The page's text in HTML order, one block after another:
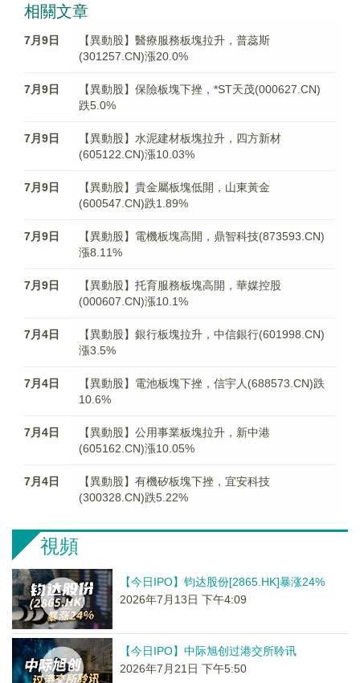
相關文章
7月9日
【異動股】醫療服務板塊拉升，普蕊斯
(301257.CN)漲20.0%
7月9日
【異動股】保險板塊下挫，*ST天茂(000627.CN)
跌5.0%
7月9日
【異動股】水泥建材板塊拉升，四方新材
(605122.CN)漲10.03%
7月9日
【異動股】貴金屬板塊低開，山東黃金
(600547.CN)跌1.89%
7月9日
【異動股】電機板塊高開，鼎智科技(873593.CN)
漲8.11%
7月9日
【異動股】托育服務板塊高開，華媒控股
(000607.CN)漲10.1%
7月4日
【異動股】銀行板塊拉升，中信銀行(601998.CN)
漲3.5%
7月4日
【異動股】電池板塊下挫，信宇人(688573.CN)跌
10.6%
7月4日
【異動股】公用事業板塊拉升，新中港
(605162.CN)漲10.05%
7月4日
【異動股】有機矽板塊下挫，宜安科技
(300328.CN)跌5.22%
視頻
【今日IPO】钧达股份[2865.HK]暴涨24%
2026年7月13日 下午4:09
【今日IPO】中际旭创过港交所聆讯
2026年7月21日 下午5:50